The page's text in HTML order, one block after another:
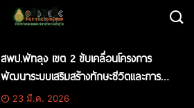
สพป.พัทลุง เขต 2 ขับเคลื่อนโครงการ
พัฒนาระบบเสริมสร้างทักษะชีวิตและการ
ดูแลช่วยเหลือนักเรียน มุ่งยกระดับคุณภาพ
23 มี.ค. 2026